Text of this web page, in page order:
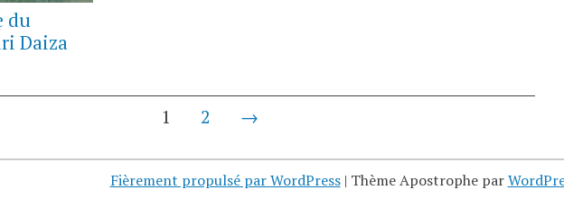
du
Daiza
1 2 →
Fièrement propulsé par WordPress | Thème Apostrophe par